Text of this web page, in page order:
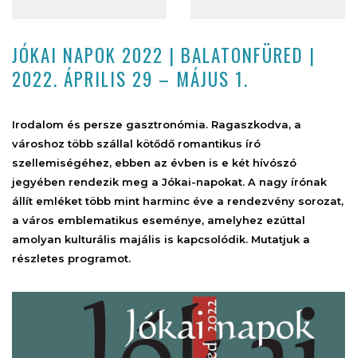
JÓKAI NAPOK 2022 | BALATONFÜRED |
2022. ÁPRILIS 29 – MÁJUS 1.
Irodalom és persze gasztronómia. Ragaszkodva, a
városhoz több szállal kötődő romantikus író
szellemiségéhez, ebben az évben is e két hívószó
jegyében rendezik meg a Jókai-napokat. A nagy írónak
állít emléket több mint harminc éve a rendezvény sorozat,
a város emblematikus eseménye, amelyhez ezúttal
amolyan kulturális majális is kapcsolódik. Mutatjuk a
részletes programot.